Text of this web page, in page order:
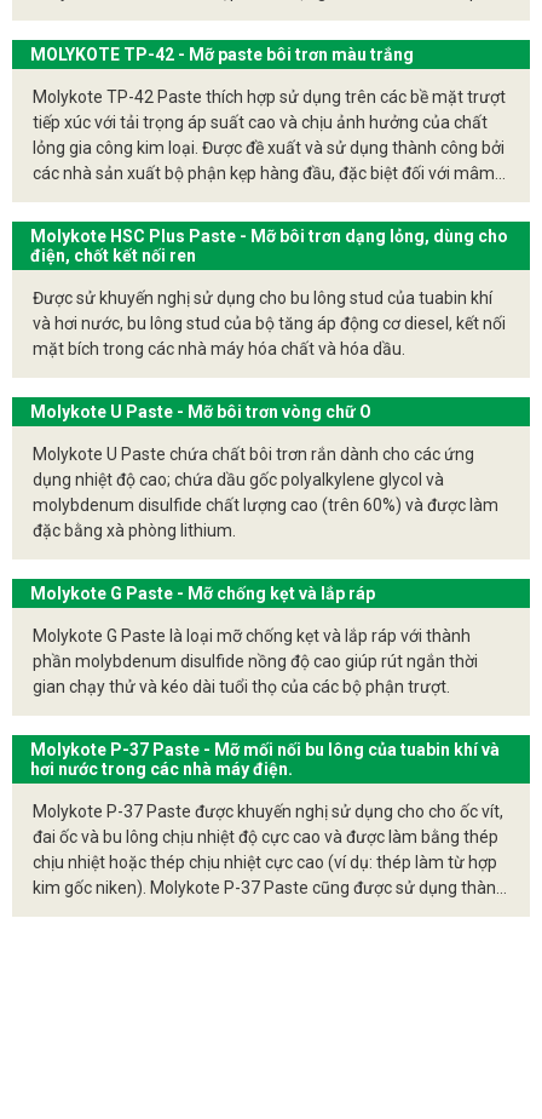
ma sát; thiết bị điện và gia dụng, máy đóng gói và văn phòng,
dụng cụ chính xác và máy móc trong ngành thực phẩm và đồ
uống, cũng như trong máy móc chế biến dệt và nhựa.
MOLYKOTE TP-42 - Mỡ paste bôi trơn màu trắng
Molykote TP-42 Paste thích hợp sử dụng trên các bề mặt trượt
tiếp xúc với tải trọng áp suất cao và chịu ảnh hưởng của chất
lỏng gia công kim loại. Được đề xuất và sử dụng thành công bởi
các nhà sản xuất bộ phận kẹp hàng đầu, đặc biệt đối với mâm
cặp trên máy gia công kim loại
Molykote HSC Plus Paste - Mỡ bôi trơn dạng lỏng, dùng cho
điện, chốt kết nối ren
Được sử khuyến nghị sử dụng cho bu lông stud của tuabin khí
và hơi nước, bu lông stud của bộ tăng áp động cơ diesel, kết nối
mặt bích trong các nhà máy hóa chất và hóa dầu.
Molykote U Paste - Mỡ bôi trơn vòng chữ O
Molykote U Paste chứa chất bôi trơn rắn dành cho các ứng
dụng nhiệt độ cao; chứa dầu gốc polyalkylene glycol và
molybdenum disulfide chất lượng cao (trên 60%) và được làm
đặc bằng xà phòng lithium.
Molykote G Paste - Mỡ chống kẹt và lắp ráp
Molykote G Paste là loại mỡ chống kẹt và lắp ráp với thành
phần molybdenum disulfide nồng độ cao giúp rút ngắn thời
gian chạy thử và kéo dài tuổi thọ của các bộ phận trượt.
Molykote P-37 Paste - Mỡ mối nối bu lông của tuabin khí và
hơi nước trong các nhà máy điện.
Molykote P-37 Paste được khuyến nghị sử dụng cho cho ốc vít,
đai ốc và bu lông chịu nhiệt độ cực cao và được làm bằng thép
chịu nhiệt hoặc thép chịu nhiệt cực cao (ví dụ: thép làm từ hợp
kim gốc niken). Molykote P-37 Paste cũng được sử dụng thành
công cho các mối nối bu lông của tuabin khí và hơi nước trong